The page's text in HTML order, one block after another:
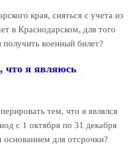
края, сняться с учета из
в Краснодарском, для того
военный билет?
что я являюсь
тем, что я являлся
с 1 октября по 31 декабря
основанием для отсрочки?